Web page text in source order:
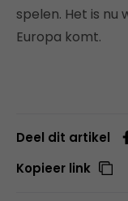
spelen. Het is
Europa komt.
Deel dit artikel
Kopieer link